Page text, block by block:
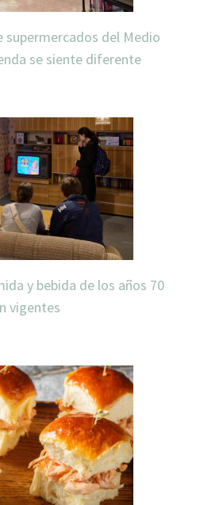
supermercados del Medio
se siente diferente
y bebida de los años 70
vigentes